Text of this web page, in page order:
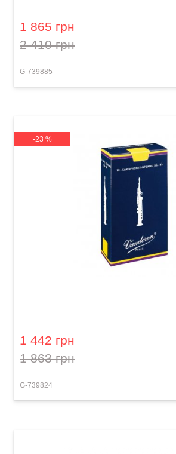
1 865 грн
2 410 грн
G-739885
-23 %
1 442 грн
1 863 грн
G-739824